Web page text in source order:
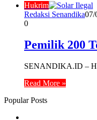
Hukrim
Redaksi Senandika07/
0
Pemilik 200
SENANDIKA.ID –
Read More »
Popular Posts